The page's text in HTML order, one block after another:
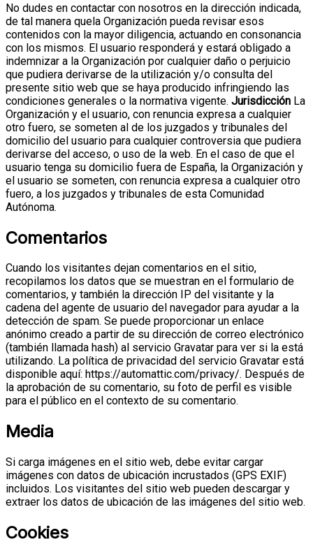
No dudes en contactar con nosotros en la dirección indicada,
de tal manera quela Organización pueda revisar esos
contenidos con la mayor diligencia, actuando en consonancia
con los mismos. El usuario responderá y estará obligado a
indemnizar a la Organización por cualquier daño o perjuicio
que pudiera derivarse de la utilización y/o consulta del
presente sitio web que se haya producido infringiendo las
condiciones generales o la normativa vigente. Jurisdicción La
Organización y el usuario, con renuncia expresa a cualquier
otro fuero, se someten al de los juzgados y tribunales del
domicilio del usuario para cualquier controversia que pudiera
derivarse del acceso, o uso de la web. En el caso de que el
usuario tenga su domicilio fuera de España, la Organización y
el usuario se someten, con renuncia expresa a cualquier otro
fuero, a los juzgados y tribunales de esta Comunidad
Autónoma.
Comentarios
Cuando los visitantes dejan comentarios en el sitio,
recopilamos los datos que se muestran en el formulario de
comentarios, y también la dirección IP del visitante y la
cadena del agente de usuario del navegador para ayudar a la
detección de spam. Se puede proporcionar un enlace
anónimo creado a partir de su dirección de correo electrónico
(también llamada hash) al servicio Gravatar para ver si la está
utilizando. La política de privacidad del servicio Gravatar está
disponible aquí: https://automattic.com/privacy/. Después de
la aprobación de su comentario, su foto de perfil es visible
para el público en el contexto de su comentario.
Media
Si carga imágenes en el sitio web, debe evitar cargar
imágenes con datos de ubicación incrustados (GPS EXIF)
incluidos. Los visitantes del sitio web pueden descargar y
extraer los datos de ubicación de las imágenes del sitio web.
Cookies